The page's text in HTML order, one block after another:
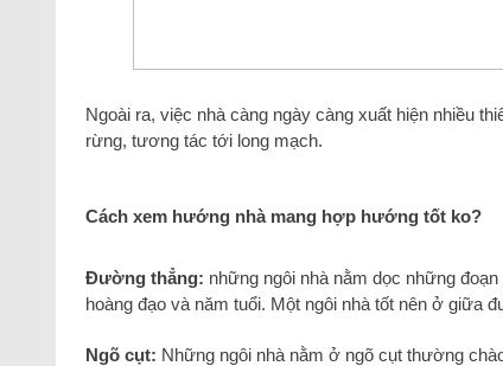
Ngoài ra, việc nhà càng ngày càng xuất hiện nhiều
rừng, tương tác tới long mạch.
Cách xem hướng nhà mang hợp hướng tốt ko?
Đường thẳng: những ngôi nhà nằm dọc những
hoàng đạo và năm tuổi. Một ngôi nhà tốt nên ở giữa
Ngõ cụt: Những ngôi nhà nằm ở ngõ cụt thường